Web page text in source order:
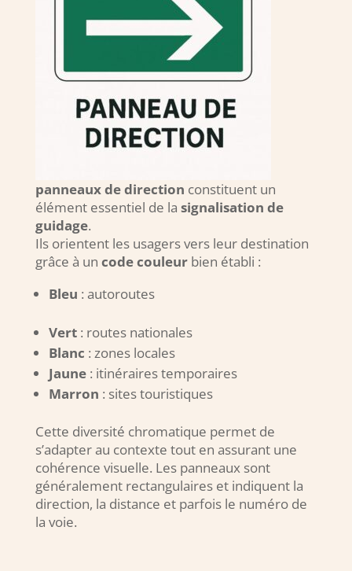
panneaux de direction constituent un
élément essentiel de la signalisation de
guidage.
Ils orientent les usagers vers leur destination
grâce à un code couleurbien établi :
Bleu : autoroutes
Vert: routes nationales
Blanc : zones locales
Jaune: itinéraires temporaires
Marron : sites touristiques
Cette diversité chromatique permet de
s’adapter au contexte tout en assurant une
cohérence visuelle. Les panneaux sont
généralement rectangulaires et indiquent la
direction, la distance et parfois le numéro de
la voie.